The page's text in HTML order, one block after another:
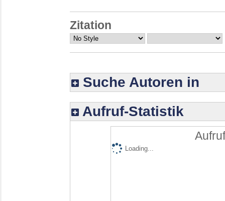
Zitation
Suche Autoren in
Aufruf-Statistik
Loading...